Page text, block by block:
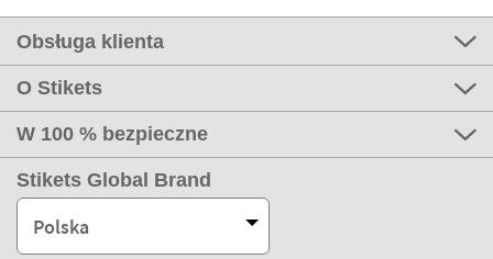
Obsługa klienta
O Stikets
W 100 % bezpieczne
Stikets Global Brand
Polska